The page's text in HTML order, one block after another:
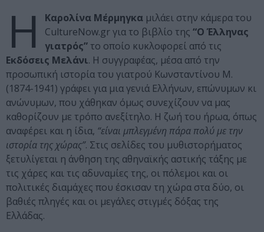
Η Καρολίνα Μέρμηγκα μιλάει στην κάμερα του
CultureNow.gr για το βιβλίο της “Ο Έλληνας
γιατρός” το οποίο κυκλοφορεί από τις
Εκδόσεις Μελάνι. Η συγγραφέας, μέσα από την
προσωπική ιστορία του γιατρού Κωνσταντίνου Μ.
(1874-1941) γράφει για μια γενιά Ελλήνων, επώνυμων κι
ανώνυμων, που χάθηκαν όμως συνεχίζουν να μας
καθορίζουν με τρόπο ανεξίτηλο. Η ζωή του ήρωα, όπως
αναφέρει και η ίδια, “είναι μπλεγμένη πάρα πολύ με την
ιστορία της χώρας”. Στις σελίδες του μυθιστορήματος
ξετυλίγεται η άνθηση της αθηναϊκής αστικής τάξης με
τις χάρες και τις αδυναμίες της, οι πόλεμοι και οι
πολιτικές διαμάχες που έσκισαν τη χώρα στα δύο, οι
βαθιές πληγές και οι μεγάλες στιγμές δόξας της
Ελλάδας.